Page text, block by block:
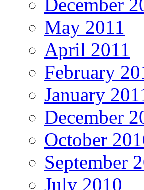
December
May 2011
April 2011
February
January
December
October
September
July 2010